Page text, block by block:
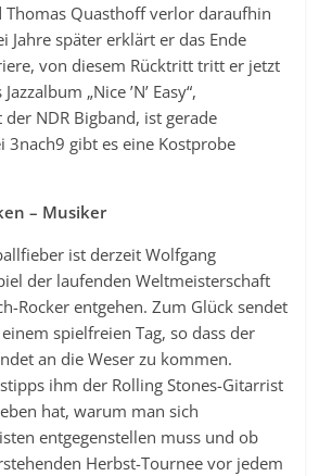
Quasthoff verlor daraufhin
Jahre später erklärt er das Ende
von diesem Rücktritt tritt er jetzt
„Nice ’N’ Easy“,
NDR Bigband, ist gerade
3nach9 gibt es eine Kostprobe
– Musiker
ist derzeit Wolfgang
der laufenden Weltmeisterschaft
Rocker entgehen. Zum Glück sendet
spielfreien Tag, so dass der
an die Weser zu kommen.
ihm der Rolling Stones-Gitarrist
hat, warum man sich
entgegenstellen muss und ob
Herbst-Tournee vor jedem